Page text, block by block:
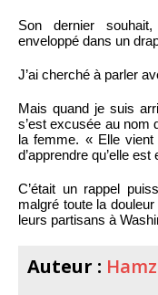
Son dernier
enveloppé dans un
J’ai cherché à parler
Mais quand je suis
s’est excusée au nom
la femme. « Elle vient
d’apprendre qu’elle est
C’était un rappel
malgré toute la
leurs partisans à
Auteur :